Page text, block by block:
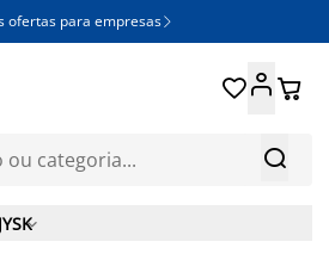
ofertas para empresas 

 
